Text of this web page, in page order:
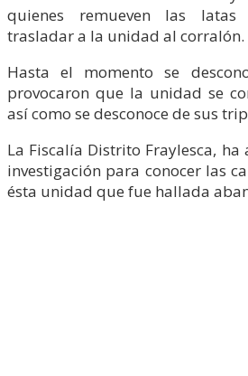
quienes remueven las
trasladar a la unidad al corralón.
Hasta el momento se
provocaron que la unidad se
así como se desconoce de sus
La Fiscalía Distrito Fraylesca,
investigación para conocer las
ésta unidad que fue hallada